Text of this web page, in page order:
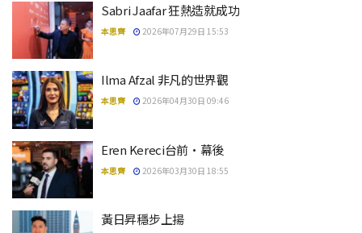
Sabri Jaafar 狂熱造就成功
本思齊 2026年07月29日 15:53
Ilma Afzal 非凡的世界觀
本思齊 2026年04月30日 09:46
Eren Kereci台前·幕後
本思齊 2026年03月30日 18:55
黃日昇穩步上揚